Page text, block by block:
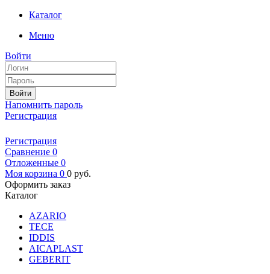
Каталог
Меню
Войти
Войти
Напомнить пароль
Регистрация
Регистрация
Сравнение 0
Отложенные 0
Моя корзина 0 0 руб.
Оформить заказ
Каталог
AZARIO
TECE
IDDIS
AICAPLAST
GEBERIT